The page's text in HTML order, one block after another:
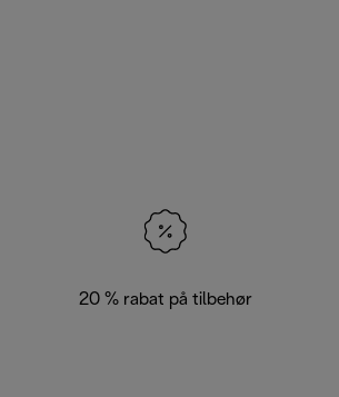
20 % rabat på tilbehør